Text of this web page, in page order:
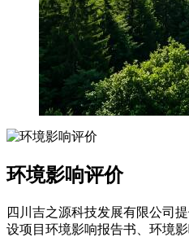
环境影响评价
四川吉之源科技发展有限公司
设项目环境影响报告书、环境